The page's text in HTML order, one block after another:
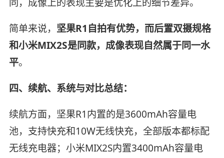
同，成像上的表现主要是优化上的细节差异。
简单来说， 坚果R1自拍有优势，而后置双摄规格
和小米MIX2S是同款，成像表现自然属于同一水
平。
四、续航、系统与对比总结：
续航方面，坚果R1内置的是3600mAh容量电
池，支持快充和10W无线快充，全部版本都标配
无线充电器；小米MIX2S内置3400mAh容量电